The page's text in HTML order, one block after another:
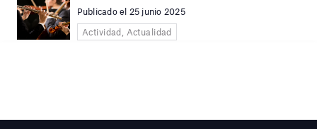
Publicado el 25 junio 2025
Actividad, Actualidad